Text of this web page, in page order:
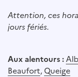
Attention, ces
jours fériés.
Aux alentours :
Beaufort, Queige